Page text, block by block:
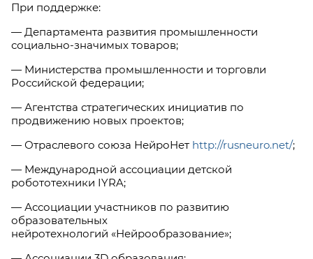
При поддержке:
— Департамента развития промышленности
социально-значимых товаров;
— Министерства промышленности и торговли
Российской федерации;
— Агентства стратегических инициатив по
продвижению новых проектов;
— Отраслевого союза НейроНет http://rusneuro.net/;
— Международной ассоциации детской
робототехники IYRA;
— Ассоциации участников по развитию
образовательных
нейротехнологий «Нейрообразование»;